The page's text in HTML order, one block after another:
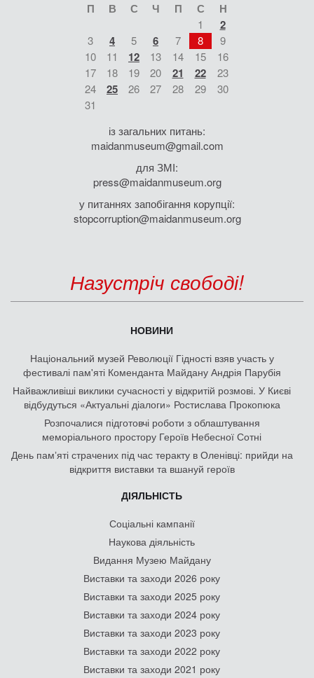
П В С Ч П С Н
1 2
3 4 5 6 7 8
9
10
11 12 13 14 15
16
17
18 19 20 21 22
23
24
25 26 27 28 29
30
31
із загальних питань:
maidanmuseum@gmail.com
для ЗМІ:
press@maidanmuseum.org
у питаннях запобігання корупції:
stopcorruption@maidanmuseum.org
Назустріч свободі!
НОВИНИ
Національний музей Революції Гідності взяв участь у
фестивалі пам'яті Коменданта Майдану Андрія Парубія
Найважливіші виклики сучасності у відкритій розмові. У Києві
відбудуться «Актуальні діалоги» Ростислава Прокопюка
Розпочалися підготовчі роботи з облаштування
меморіального простору Героїв Небесної Сотні
День памʼяті страчених під час теракту в Оленівці: прийди на
відкриття виставки та вшануй героїв
ДІЯЛЬНІСТЬ
Соціальні кампанії
Наукова діяльність
Видання Музею Майдану
Виставки та заходи 2026 року
Виставки та заходи 2025 року
Виставки та заходи 2024 року
Виставки та заходи 2023 року
Виставки та заходи 2022 року
Виставки та заходи 2021 року